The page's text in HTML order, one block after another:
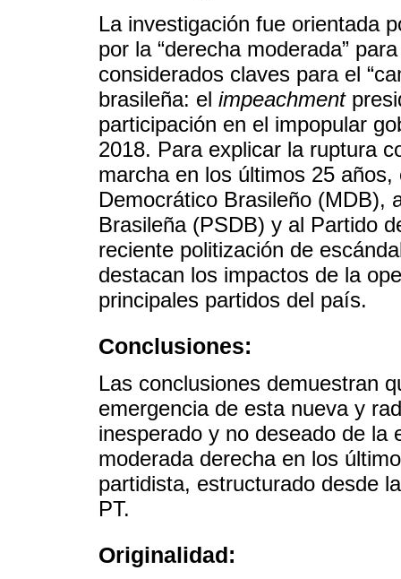
La investigación fue orientada
por la “derecha moderada”
considerados claves para el
brasileña: el impeachment
participación en el impopular
2018. Para explicar la ruptura
marcha en los últimos 25
Democrático Brasileño (MDB),
Brasileña (PSDB) y al Partido
reciente politización de
destacan los impactos de la
principales partidos del país.
Conclusiones:
Las conclusiones demuestran
emergencia de esta nueva y
inesperado y no deseado de la
moderada derecha en los
partidista, estructurado desde
PT.
Originalidad: